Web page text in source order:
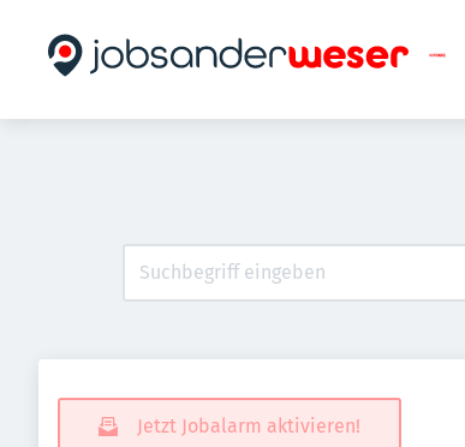
Jetzt Jobalarm aktivieren!